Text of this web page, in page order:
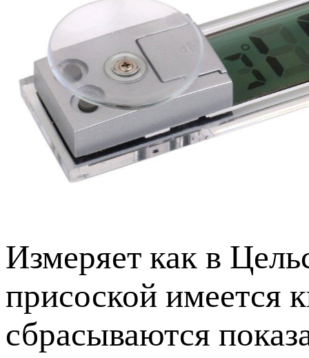
Измеряет как в
присоской имеется
сбрасываются